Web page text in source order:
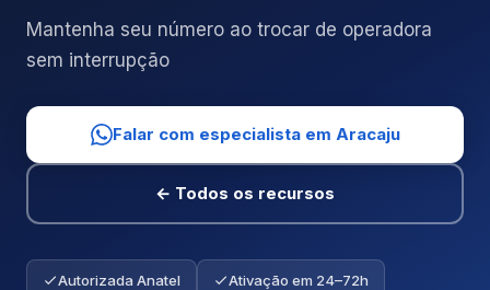
Mantenha seu número ao trocar de operadora
sem interrupção
Falar com especialista em Aracaju
← Todos os recursos
Autorizada Anatel Ativação em 24–72h